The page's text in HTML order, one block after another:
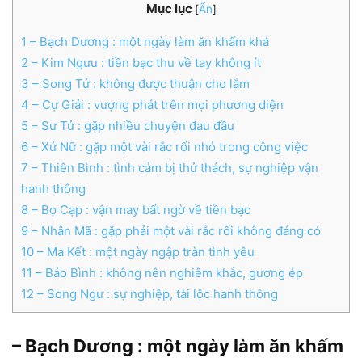
Mục lục [Ẩn]
1 – Bạch Dương : một ngày làm ăn khấm khá
2 – Kim Ngưu : tiền bạc thu về tay không ít
3 – Song Tử : không được thuận cho lắm
4 – Cự Giải : vượng phát trên mọi phương diện
5 – Sư Tử : gặp nhiều chuyện đau đầu
6 – Xử Nữ : gặp một vài rắc rối nhỏ trong công việc
7 – Thiên Bình : tình cảm bị thử thách, sự nghiệp vận
hanh thông
8 – Bọ Cạp : vận may bất ngờ về tiền bạc
9 – Nhân Mã : gặp phải một vài rắc rối không đáng có
10 – Ma Kết : một ngày ngập tràn tình yêu
11 – Bảo Bình : không nên nghiêm khắc, gượng ép
12 – Song Ngư : sự nghiệp, tài lộc hanh thông
– Bạch Dương : một ngày làm ăn khấm